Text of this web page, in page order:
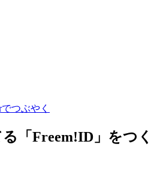
つぶやく
「 Freem!ID 」をつく